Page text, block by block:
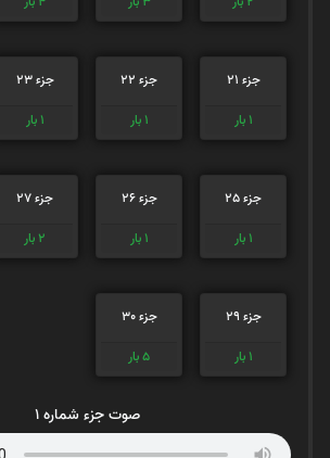
جزء 21
1بار
جزء 22
1بار
جزء 23
1بار
جزء 25
1بار
جزء 26
1بار
جزء 27
2بار
جزء 29
1بار
جزء 30
5بار
صوت جزء شماره 1